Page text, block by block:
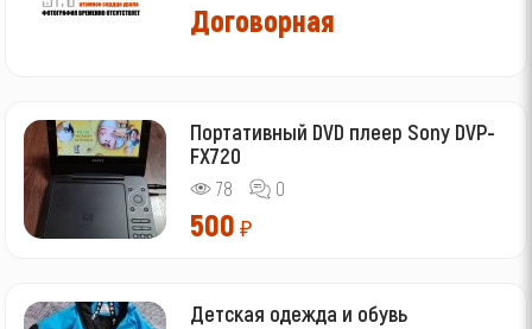
Договорная
Портативный DVD плеер Sony DVP-
FX720
78 0
500 ₽
Детская одежда и обувь